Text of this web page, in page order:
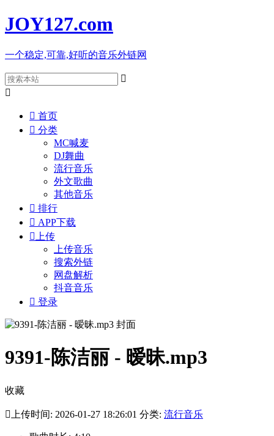
JOY127.com
一个稳定,可靠,好听的音乐外链网


 首页
 分类
MC喊麦
DJ舞曲
流行音乐
外文歌曲
其他音乐
 排行
 APP下载
 上传
上传音乐
搜索外链
网盘解析
抖音音乐
 登录
9391-陈洁丽 - 暧昧.mp3
收藏
 上传时间: 2026-01-27 18:26:01 分类: 流行音乐